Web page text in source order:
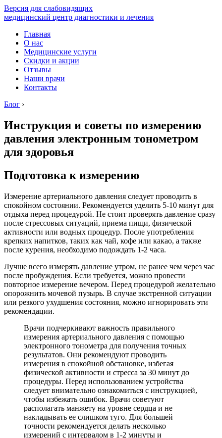
Версия для слабовидящих
медицинский центр диагностики и лечения
Главная
О нас
Медицинские услуги
Скидки и акции
Отзывы
Наши врачи
Контакты
Блог ›
Инструкция и советы по измерению
давления электронным тонометром
для здоровья
Подготовка к измерению
Измерение артериального давления следует проводить в
спокойном состоянии. Рекомендуется уделить 5-10 минут для
отдыха перед процедурой. Не стоит проверять давление сразу
после стрессовых ситуаций, приема пищи, физической
активности или водных процедур. После употребления
крепких напитков, таких как чай, кофе или какао, а также
после курения, необходимо подождать 1-2 часа.
Лучше всего измерять давление утром, не ранее чем через час
после пробуждения. Если требуется, можно провести
повторное измерение вечером. Перед процедурой желательно
опорожнить мочевой пузырь. В случае экстренной ситуации
или резкого ухудшения состояния, можно игнорировать эти
рекомендации.
Врачи подчеркивают важность правильного
измерения артериального давления с помощью
электронного тонометра для получения точных
результатов. Они рекомендуют проводить
измерения в спокойной обстановке, избегая
физической активности и стресса за 30 минут до
процедуры. Перед использованием устройства
следует внимательно ознакомиться с инструкцией,
чтобы избежать ошибок. Врачи советуют
располагать манжету на уровне сердца и не
накладывать ее слишком туго. Для большей
точности рекомендуется делать несколько
измерений с интервалом в 1-2 минуты и